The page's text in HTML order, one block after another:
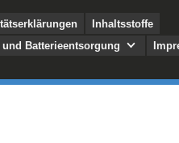
Inhaltsstoffe
Batterieentsorgung